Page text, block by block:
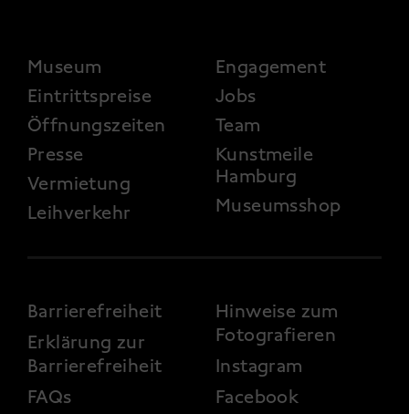
FOOTER 2
Museum
Eintrittspreise
Öffnungszeiten
Presse
Vermietung
Leihverkehr
Engagement
Jobs
Team
Kunstmeile
Hamburg
Museumsshop
FOOTER 3
Barrierefreiheit
Erklärung zur
Barrierefreiheit
FAQs
Hinweise zum
Fotografieren
Instagram
Facebook